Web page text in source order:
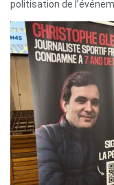
politisation de